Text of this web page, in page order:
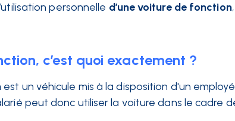
personnelle d’une voiture de fonction
c’est quoi exactement ?
est un véhicule mis à la disposition d'un
peut donc utiliser la voiture dans le cadre